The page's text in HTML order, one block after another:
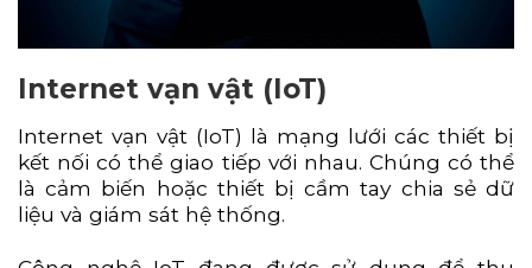
Internet vạn vật (IoT)
Internet vạn vật (IoT) là mạng lưới các thiết bị
kết nối có thể giao tiếp với nhau. Chúng có thể
là cảm biến hoặc thiết bị cầm tay chia sẻ dữ
liệu và giám sát hệ thống.